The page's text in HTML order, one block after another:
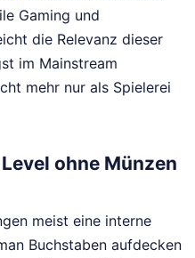
Gaming und
die Relevanz dieser
im Mainstream
mehr nur als Spielerei
ohne Münzen
meist eine interne
Buchstaben aufdecken